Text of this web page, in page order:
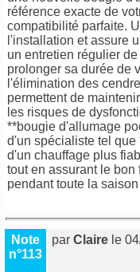
référence exacte de
compatibilité parfaite.
l'installation et assure
un entretien régulier
prolonger sa durée de
l'élimination des
permettent de
les risques de
**bougie d'allumage
d'un spécialiste tel que
d'un chauffage plus
tout en assurant le bon
pendant toute la
Note
n°113
parClaire le